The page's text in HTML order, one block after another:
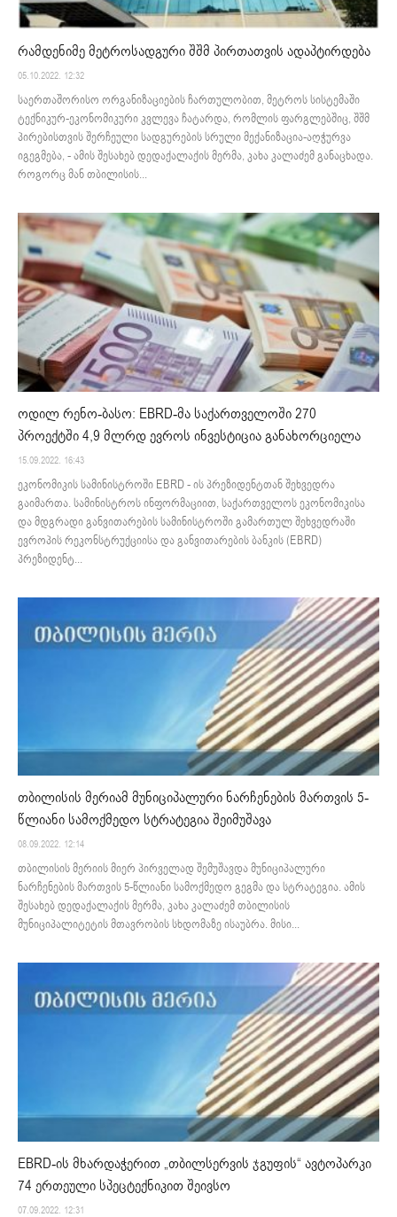
რამდენიმე მეტროსადგური შშმ პირთათვის ადაპტირდება
05.10.2022. 12:32
საერთაშორისო ორგანიზაციების ჩართულობით, მეტროს სისტემაში
ტექნიკურ-ეკონომიკური კვლევა ჩატარდა, რომლის ფარგლებშიც, შშმ
პირებისთვის შერჩეული სადგურების სრული მექანიზაცია-აღჭურვა
იგეგმება, - ამის შესახებ დედაქალაქის მერმა, კახა კალაძემ განაცხადა.
როგორც მან თბილისის...
ოდილ რენო-ბასო: EBRD-მა საქართველოში 270
პროექტში 4,9 მლრდ ევროს ინვესტიცია განახორციელა
15.09.2022. 16:43
ეკონომიკის სამინისტროში EBRD - ის პრეზიდენტთან შეხვედრა
გაიმართა. სამინისტროს ინფორმაციით, საქართველოს ეკონომიკისა
და მდგრადი განვითარების სამინისტროში გამართულ შეხვედრაში
ევროპის რეკონსტრუქციისა და განვითარების ბანკის (EBRD)
პრეზიდენტ...
თბილისის მერიამ მუნიციპალური ნარჩენების მართვის 5-
წლიანი სამოქმედო სტრატეგია შეიმუშავა
08.09.2022. 12:14
თბილისის მერიის მიერ პირველად შემუშავდა მუნიციპალური
ნარჩენების მართვის 5-წლიანი სამოქმედო გეგმა და სტრატეგია. ამის
შესახებ დედაქალაქის მერმა, კახა კალაძემ თბილისის
მუნიციპალიტეტის მთავრობის სხდომაზე ისაუბრა. მისი...
EBRD-ის მხარდაჭერით „თბილსერვის ჯგუფის“ ავტოპარკი
74 ერთეული სპეცტექნიკით შეივსო
07.09.2022. 12:31